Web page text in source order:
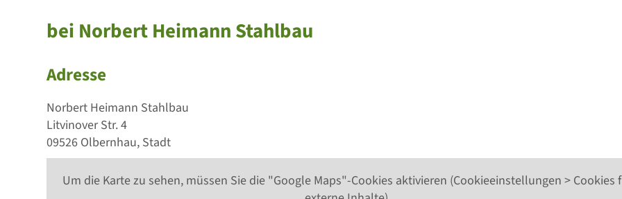
bei Norbert Heimann Stahlbau
Adresse
Norbert Heimann Stahlbau
Litvinover Str. 4
09526 Olbernhau, Stadt
Um die Karte zu sehen, müssen Sie die "Google Maps"-Cookies aktivieren (Cookieeinstellungen > Cookies